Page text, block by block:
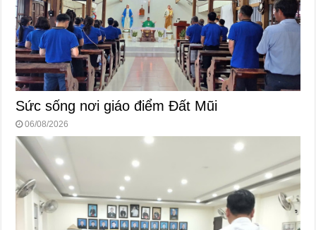
Sức sống nơi giáo điểm Đất Mũi
06/08/2026